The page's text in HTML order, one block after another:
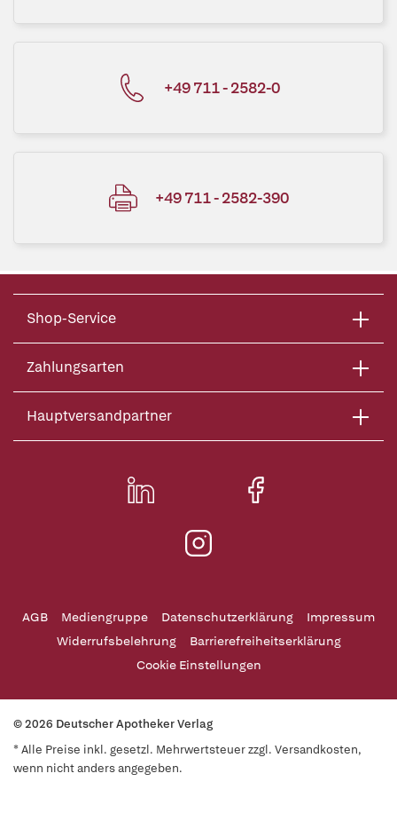
+49 711 - 2582-0
+49 711 - 2582-390
Shop-Service
Zahlungsarten
Hauptversandpartner
AGB Mediengruppe Datenschutzerklärung
Impressum
Widerrufsbelehrung
Barrierefreiheitserklärung
Cookie Einstellungen
© 2026 Deutscher Apotheker Verlag
* Alle Preise inkl. gesetzl. Mehrwertsteuer zzgl. Versandkosten,
wenn nicht anders angegeben.